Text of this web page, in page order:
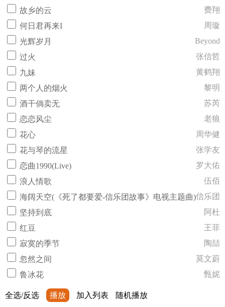
故乡的云
费翔
何日君再来I
周璇
光辉岁月
Beyond
过火
张信哲
九妹
黄鹤翔
两个人的烟火
黎明
酒干倘卖无
苏芮
恋恋风尘
老狼
花心
周华健
花与琴的流星
张学友
恋曲1990(Live)
罗大佑
浪人情歌
伍佰
海阔天空(《死了都要爱-信乐团故事》电视主题曲)信乐团
坚持到底
阿杜
红豆
王菲
寂寞的季节
陶喆
忽然之间
莫文蔚
鲁冰花
甄妮
全选/反选 播放 加入列表 随机播放